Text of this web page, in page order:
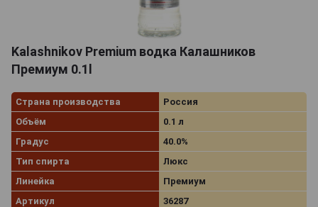
Kalashnikov Premium водка Калашников
Премиум 0.1l
Страна производства
Россия
Объём
0.1 л
Градус
40.0%
Тип спирта
Люкс
Линейка
Премиум
Артикул
36287